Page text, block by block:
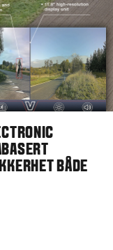
BÅDE